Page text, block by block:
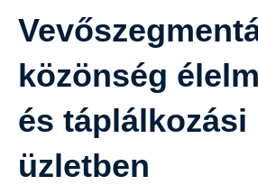
közönség
és táplálkozási
üzletben